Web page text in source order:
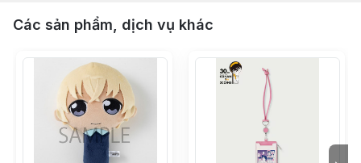
Các sản phẩm, dịch vụ khác